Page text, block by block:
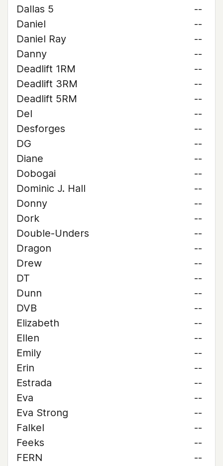
Dallas 5
--
Daniel
--
Daniel Ray
--
Danny
--
Deadlift 1RM
--
Deadlift 3RM
--
Deadlift 5RM
--
Del
--
Desforges
--
DG
--
Diane
--
Dobogai
--
Dominic J. Hall
--
Donny
--
Dork
--
Double-Unders
--
Dragon
--
Drew
--
DT
--
Dunn
--
DVB
--
Elizabeth
--
Ellen
--
Emily
--
Erin
--
Estrada
--
Eva
--
Eva Strong
--
Falkel
--
Feeks
--
FERN
--